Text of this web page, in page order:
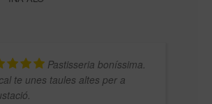
Pastisseria boníssima.
te unes taules altes per a